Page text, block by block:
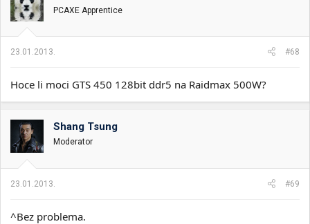
150eur, a sigurno ne nude duplo vise od Raidmaxa koliko vise
kostaju.
PCAXE Apprentice
23.01.2013. #68
Hoce li moci GTS 450 128bit ddr5 na Raidmax 500W?
Shang Tsung
Moderator
23.01.2013. #69
^Bez problema.